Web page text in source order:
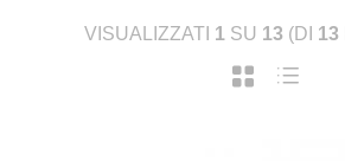
VISUALIZZATI 1 SU 13 (DI 13